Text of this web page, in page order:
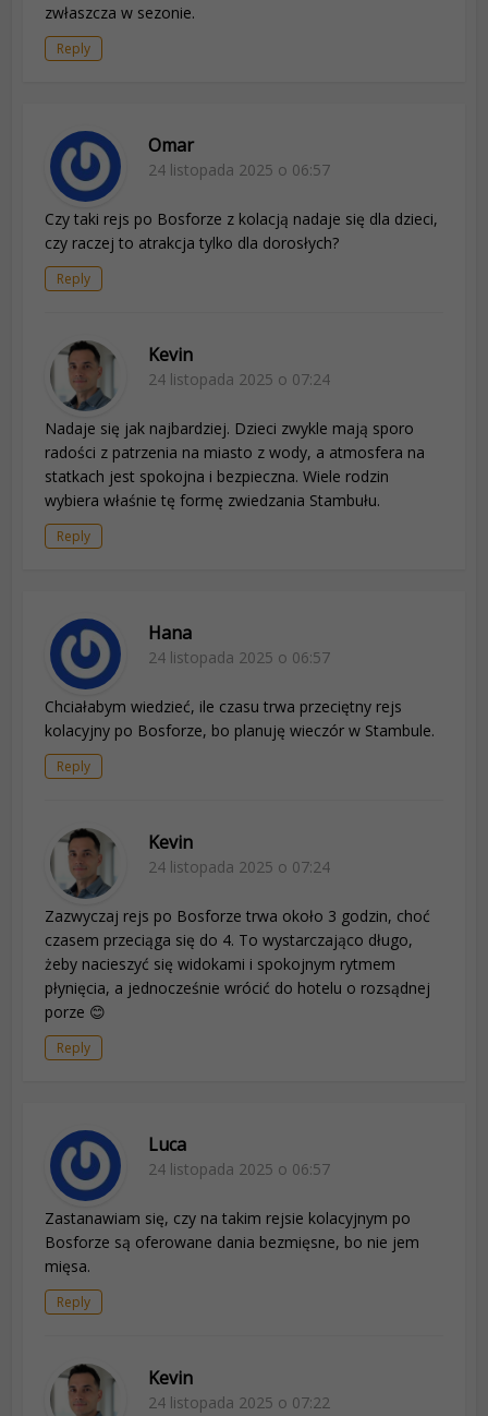
zwłaszcza w sezonie.
Reply
Omar
24 listopada 2025 o 06:57
Czy taki rejs po Bosforze z kolacją nadaje się dla dzieci,
czy raczej to atrakcja tylko dla dorosłych?
Reply
Kevin
24 listopada 2025 o 07:24
Nadaje się jak najbardziej. Dzieci zwykle mają sporo
radości z patrzenia na miasto z wody, a atmosfera na
statkach jest spokojna i bezpieczna. Wiele rodzin
wybiera właśnie tę formę zwiedzania Stambułu.
Reply
Hana
24 listopada 2025 o 06:57
Chciałabym wiedzieć, ile czasu trwa przeciętny rejs
kolacyjny po Bosforze, bo planuję wieczór w Stambule.
Reply
Kevin
24 listopada 2025 o 07:24
Zazwyczaj rejs po Bosforze trwa około 3 godzin, choć
czasem przeciąga się do 4. To wystarczająco długo,
żeby nacieszyć się widokami i spokojnym rytmem
płynięcia, a jednocześnie wrócić do hotelu o rozsądnej
porze 😊
Reply
Luca
24 listopada 2025 o 06:57
Zastanawiam się, czy na takim rejsie kolacyjnym po
Bosforze są oferowane dania bezmięsne, bo nie jem
mięsa.
Reply
Kevin
24 listopada 2025 o 07:22